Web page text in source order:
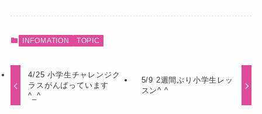
INFOMATION TOPIC
4/25 小学生チャレンジク
ラスがんばっています
^_^
5/9 2週間ぶり小学生レッ
スン^ ^